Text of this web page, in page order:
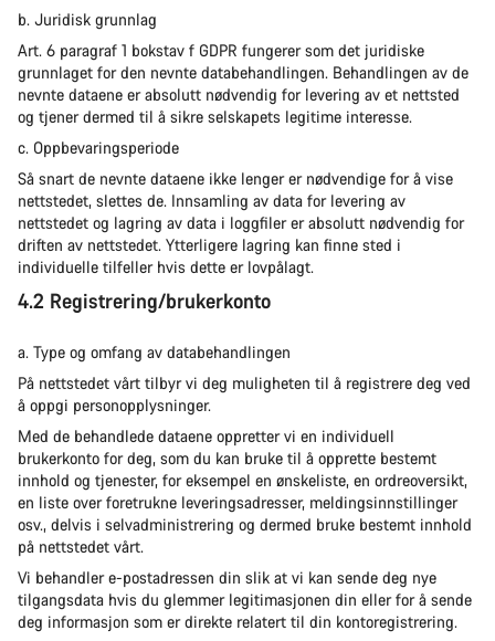
b. Juridisk grunnlag
Art. 6 paragraf 1 bokstav f GDPR fungerer som det juridiske
grunnlaget for den nevnte databehandlingen. Behandlingen av de
nevnte dataene er absolutt nødvendig for levering av et nettsted
og tjener dermed til å sikre selskapets legitime interesse.
c. Oppbevaringsperiode
Så snart de nevnte dataene ikke lenger er nødvendige for å vise
nettstedet, slettes de. Innsamling av data for levering av
nettstedet og lagring av data i loggfiler er absolutt nødvendig for
driften av nettstedet. Ytterligere lagring kan finne sted i
individuelle tilfeller hvis dette er lovpålagt.
4.2 Registrering/brukerkonto
a. Type og omfang av databehandlingen
På nettstedet vårt tilbyr vi deg muligheten til å registrere deg ved
å oppgi personopplysninger.
Med de behandlede dataene oppretter vi en individuell
brukerkonto for deg, som du kan bruke til å opprette bestemt
innhold og tjenester, for eksempel en ønskeliste, en ordreoversikt,
en liste over foretrukne leveringsadresser, meldingsinnstillinger
osv., delvis i selvadministrering og dermed bruke bestemt innhold
på nettstedet vårt.
Vi behandler e-postadressen din slik at vi kan sende deg nye
tilgangsdata hvis du glemmer legitimasjonen din eller for å sende
deg informasjon som er direkte relatert til din kontoregistrering.